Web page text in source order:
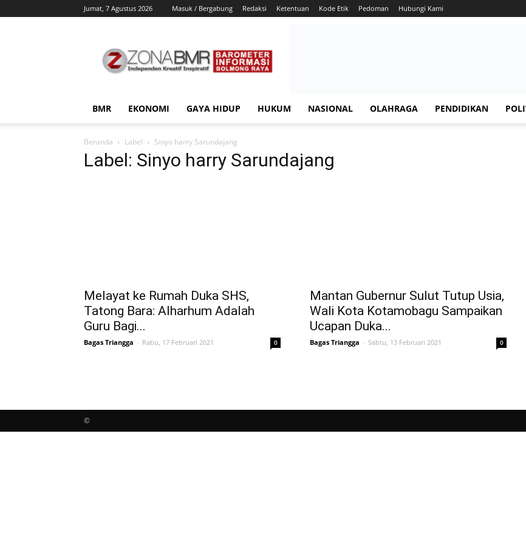
Jumat, 7 Agustus 2026 Masuk / Bergabung Redaksi Ketentuan Kode Etik Pedoman Hubungi Kami
BMR EKONOMI GAYA HIDUP HUKUM NASIONAL OLAHRAGA PENDIDIKAN
Beranda Label Sinyo harry Sarundajang
Label: Sinyo harry Sarundajang
Melayat ke Rumah Duka SHS,
Tatong Bara: Alharhum Adalah
Guru Bagi...
Bagas Triangga - Rabu, 17 Februari 2021 0
Mantan Gubernur Sulut Tutup Usia,
Wali Kota Kotamobagu Sampaikan
Ucapan Duka...
Bagas Triangga - Sabtu, 13 Februari 2021 0
©